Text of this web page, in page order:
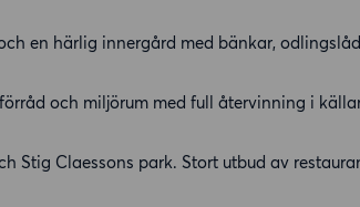
en härlig innergård med bänkar,
och miljörum med full återvinning i
Stig Claessons park. Stort utbud av